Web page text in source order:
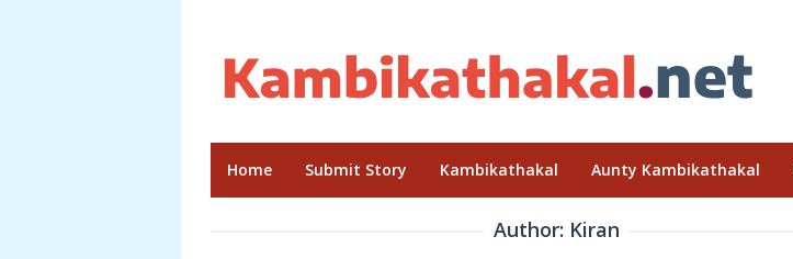
content
Home Submit Story Kambikathakal Aunty Kambikathakal
Author: Kiran